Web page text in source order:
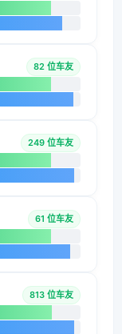
82 位车友
249 位车友
61 位车友
813 位车友